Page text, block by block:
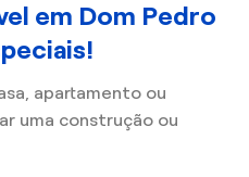
em Dom Pedro
apartamento ou
uma construção ou